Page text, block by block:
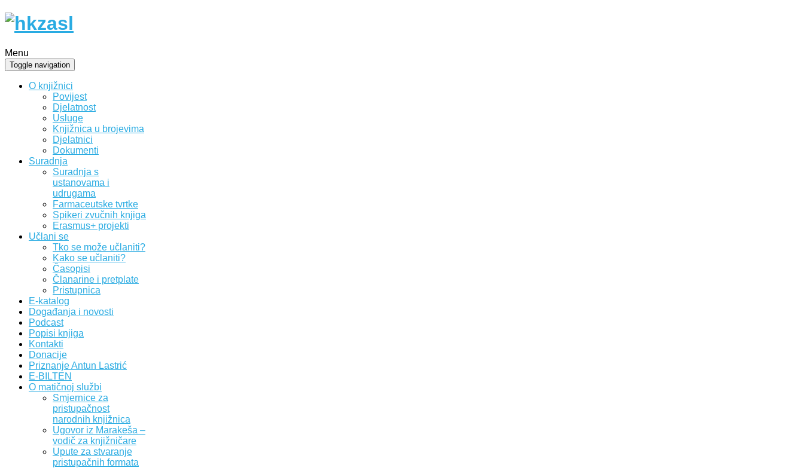
Menu
Toggle navigation
O knjižnici
Povijest
Djelatnost
Usluge
Knjižnica u brojevima
Djelatnici
Dokumenti
Suradnja
Suradnja s
ustanovama i
udrugama
Farmaceutske tvrtke
Spikeri zvučnih knjiga
Erasmus+ projekti
Učlani se
Tko se može učlaniti?
Kako se učlaniti?
Časopisi
Članarine i pretplate
Pristupnica
E-katalog
Događanja i novosti
Podcast
Popisi knjiga
Kontakti
Donacije
Priznanje Antun Lastrić
E-BILTEN
O matičnoj službi
Smjernice za
pristupačnost
narodnih knjižnica
Ugovor iz Marakeša –
vodič za knjižničare
Upute za stvaranje
pristupačnih formata